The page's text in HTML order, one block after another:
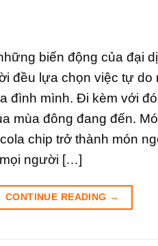
biến động của đại
đều lựa chọn việc tự do
đình mình. Đi kèm với
mùa đông đang đến.
chip trở thành món
người […]
CONTINUE READING →